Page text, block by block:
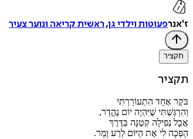
ז'אנרפעוטות וילדי גן, ראשית קריאה ונוער צעיר
תקציר
תקציר
בֹּקֶר אֶחָד הִתְעוֹרַרְתִּי
וְהִרְגַּשְׁתִּי שֶׁיִּהְיֶה יוֹם נֶהֱדָר,
אֲבָל נְפִילָה קְטַנָּה בַּדֶּרֶךְ
הָפְכָה לִי אֶת הַיּוֹם לְרַע וָמַר.